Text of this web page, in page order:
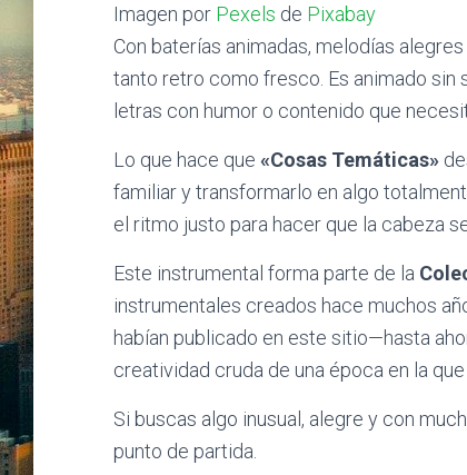
Imagen por Pexels de Pixabay
Con baterías animadas, melodías
tanto retro como fresco. Es animado
letras con humor o contenido que
Lo que hace que «Cosas Temáticas»
familiar y transformarlo en algo
el ritmo justo para hacer que la cabeza
Este instrumental forma parte de la
instrumentales creados hace muchos
habían publicado en este sitio—hasta
creatividad cruda de una época en la
Si buscas algo inusual, alegre y con
punto de partida.